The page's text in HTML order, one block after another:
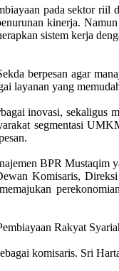
pada sektor
kinerja.
sistem kerja
berpesan agar
layanan yang
inovasi,
segmentasi
BPR
Komisaris,
Rakyat
komisaris. Sri